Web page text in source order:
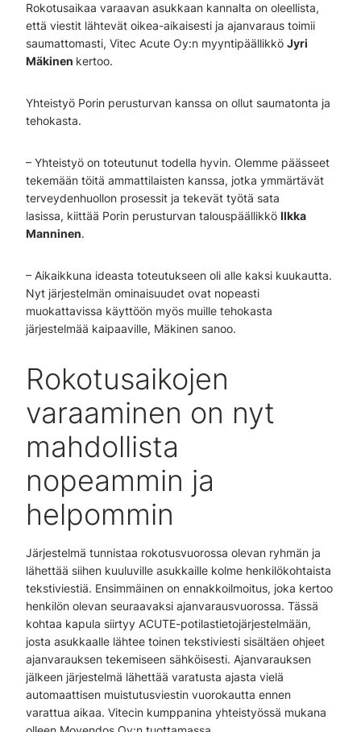
Rokotusaikaa varaavan asukkaan kannalta on oleellista,
että viestit lähtevät oikea-aikaisesti ja ajanvaraus toimii
saumattomasti, Vitec Acute Oy:n myyntipäällikkö Jyri
Mäkinen kertoo.
Yhteistyö Porin perusturvan kanssa on ollut saumatonta ja
tehokasta.
– Yhteistyö on toteutunut todella hyvin. Olemme päässeet
tekemään töitä ammattilaisten kanssa, jotka ymmärtävät
terveydenhuollon prosessit ja tekevät työtä sata
lasissa, kiittää Porin perusturvan talouspäällikkö Ilkka
Manninen.
– Aikaikkuna ideasta toteutukseen oli alle kaksi kuukautta.
Nyt järjestelmän ominaisuudet ovat nopeasti
muokattavissa käyttöön myös muille tehokasta
järjestelmää kaipaaville, Mäkinen sanoo.
Rokotusaikojen
varaaminen on nyt
mahdollista
nopeammin ja
helpommin
Järjestelmä tunnistaa rokotusvuorossa olevan ryhmän ja
lähettää siihen kuuluville asukkaille kolme henkilökohtaista
tekstiviestiä. Ensimmäinen on ennakkoilmoitus, joka kertoo
henkilön olevan seuraavaksi ajanvarausvuorossa. Tässä
kohtaa kapula siirtyy ACUTE-potilastietojärjestelmään,
josta asukkaalle lähtee toinen tekstiviesti sisältäen ohjeet
ajanvarauksen tekemiseen sähköisesti. Ajanvarauksen
jälkeen järjestelmä lähettää varatusta ajasta vielä
automaattisen muistutusviestin vuorokautta ennen
varattua aikaa. Vitecin kumppanina yhteistyössä mukana